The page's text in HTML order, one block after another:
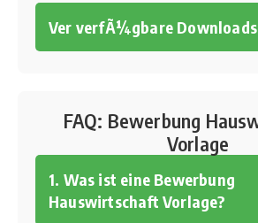
Ver verfÃ¼gbare Downloads
FAQ: Bewerbung
Vorlage
1. Was ist eine Bewerbung
Hauswirtschaft Vorlage?